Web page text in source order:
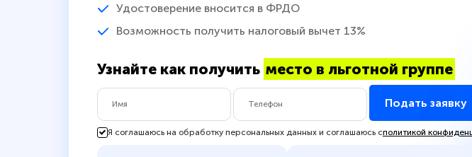
Удостоверение вносится в ФРДО
Возможность получить налоговый вычет 13%
Узнайте как получить место в льготной группе
Подать заявку
Я соглашаюсь на обработку персональных данных и соглашаюсь сполитикой